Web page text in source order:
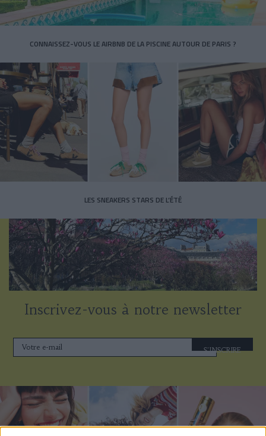
CONNAISSEZ-VOUS LE AIRBNB DE LA PISCINE AUTOUR DE PARIS ?
LES SNEAKERS STARS DE L’ÉTÉ
Inscrivez-vous à notre newsletter
S'INSCRIRE